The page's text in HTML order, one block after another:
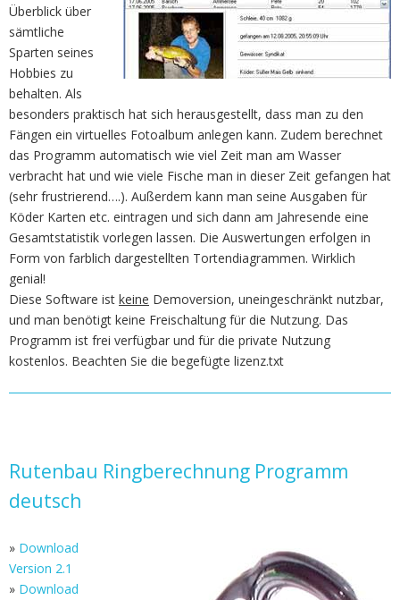
Überblick über
sämtliche
Sparten seines
Hobbies zu
behalten. Als
besonders praktisch hat sich herausgestellt, dass man zu den
Fängen ein virtuelles Fotoalbum anlegen kann. Zudem berechnet
das Programm automatisch wie viel Zeit man am Wasser
verbracht hat und wie viele Fische man in dieser Zeit gefangen hat
(sehr frustrierend….). Außerdem kann man seine Ausgaben für
Köder Karten etc. eintragen und sich dann am Jahresende eine
Gesamtstatistik vorlegen lassen. Die Auswertungen erfolgen in
Form von farblich dargestellten Tortendiagrammen. Wirklich
genial!
Diese Software ist keine Demoversion, uneingeschränkt nutzbar,
und man benötigt keine Freischaltung für die Nutzung. Das
Programm ist frei verfügbar und für die private Nutzung
kostenlos. Beachten Sie die begefügte lizenz.txt
Rutenbau Ringberechnung Programm
deutsch
» Download
Version 2.1
» Download